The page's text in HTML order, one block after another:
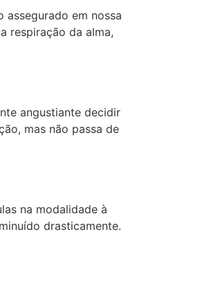
em nossa
respiração da alma,
angustiante decidir
mas não passa de
na modalidade à
drasticamente.